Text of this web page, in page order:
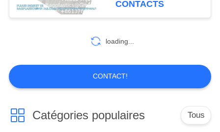
PORTE-
FOURNITURES,
FOURNITURES DE
BUREAU
PVA, PVA film,
soluble dans l'eau,
10
8
CONTACTS
loading...
CONTACT!
Catégories populaires Tous